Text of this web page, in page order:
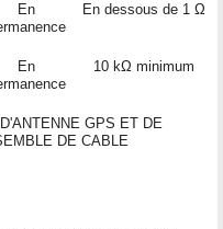
En
En dessous de 1 Ω
En
10 kΩ minimum
GPS ET DE
DE CABLE